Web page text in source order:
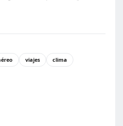
viajes
clima